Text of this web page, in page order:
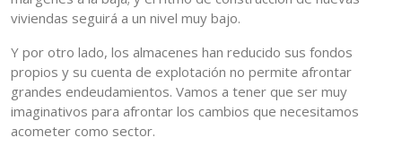
viviendas seguirá a un nivel muy bajo.
Y por otro lado, los almacenes han reducido sus fondos
propios y su cuenta de explotación no permite afrontar
grandes endeudamientos. Vamos a tener que ser muy
imaginativos para afrontar los cambios que necesitamos
acometer como sector.